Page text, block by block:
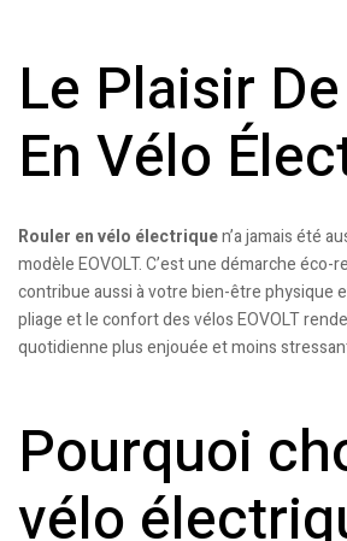
Le Plaisir
En Vélo
Rouler en vélo électriquen’a jamais été
modèle EOVOLT. C’est une démarche éco-
contribue aussi à votre bien-être physique
pliage et le confort des vélos EOVOLT
quotidienne plus enjouée et moins
Pourquoi
vélo